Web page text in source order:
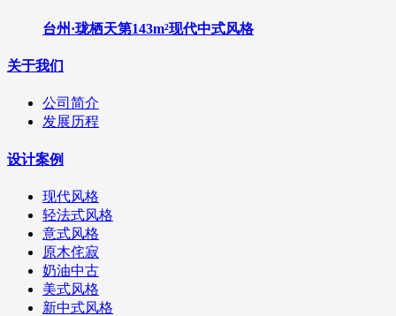
台州·珑栖天第143m²现代中式风格
关于我们
公司简介
发展历程
设计案例
现代风格
轻法式风格
意式风格
原木侘寂
奶油中古
美式风格
新中式风格